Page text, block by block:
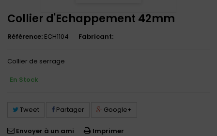
Collier d'Echappement 42mm
Référence: ECH1104 Fabricant:
Collier de serrage
En Stock
Tweet Partager Google+
Envoyer à un ami Imprimer